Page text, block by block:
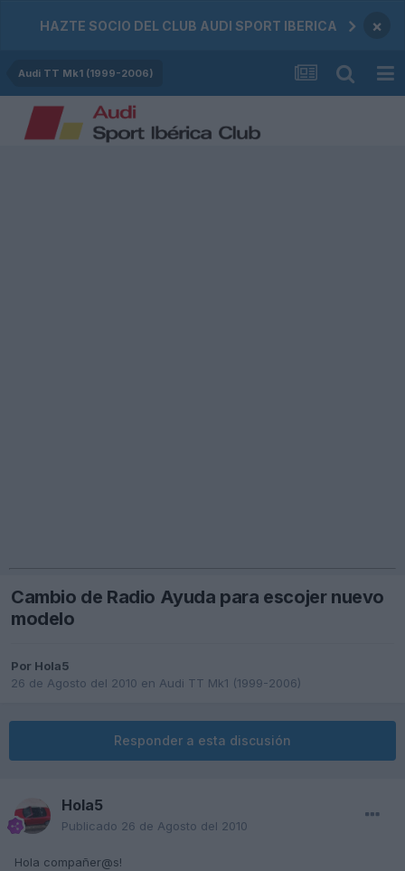
HAZTE SOCIO DEL CLUB AUDI SPORT IBERICA ×
Audi TT Mk1 (1999-2006)
Cambio de Radio Ayuda para escojer nuevo
modelo
Por Hola5
26 de Agosto del 2010 en Audi TT Mk1 (1999-2006)
Responder a esta discusión
Hola5
Publicado 26 de Agosto del 2010
Hola compañer@s!